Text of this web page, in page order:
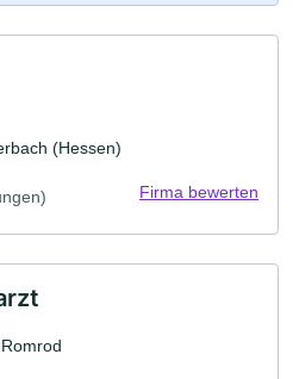
(Hessen)
Firma bewerten